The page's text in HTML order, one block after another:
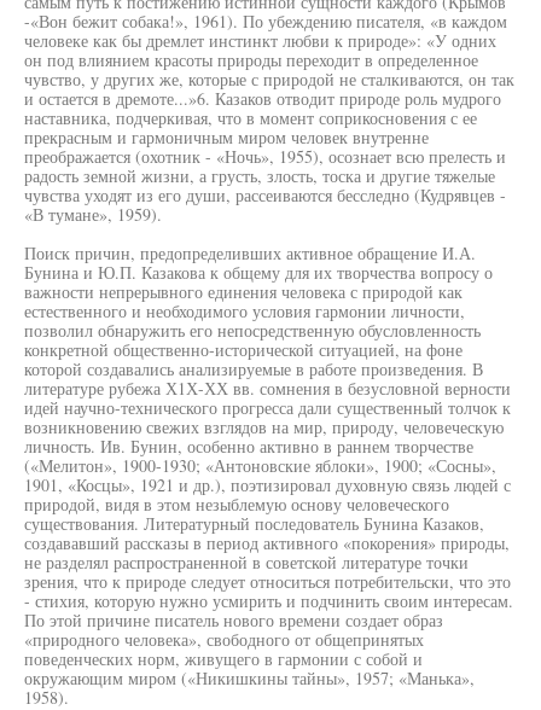
-«Вон бежит собака!», 1961). По убеждению писателя, «в каждом
человеке как бы дремлет инстинкт любви к природе»: «У одних
он под влиянием красоты природы переходит в определенное
чувство, у других же, которые с природой не сталкиваются, он так
и остается в дремоте...»6. Казаков отводит природе роль мудрого
наставника, подчеркивая, что в момент соприкосновения с ее
прекрасным и гармоничным миром человек внутренне
преображается (охотник - «Ночь», 1955), осознает всю прелесть и
радость земной жизни, а грусть, злость, тоска и другие тяжелые
чувства уходят из его души, рассеиваются бесследно (Кудрявцев -
«В тумане», 1959).
Поиск причин, предопределивших активное обращение И.А.
Бунина и Ю.П. Казакова к общему для их творчества вопросу о
важности непрерывного единения человека с природой как
естественного и необходимого условия гармонии личности,
позволил обнаружить его непосредственную обусловленность
конкретной общественно-исторической ситуацией, на фоне
которой создавались анализируемые в работе произведения. В
литературе рубежа Х1Х-ХХ вв. сомнения в безусловной верности
идей научно-технического прогресса дали существенный толчок к
возникновению свежих взглядов на мир, природу, человеческую
личность. Ив. Бунин, особенно активно в раннем творчестве
(«Мелитон», 1900-1930; «Антоновские яблоки», 1900; «Сосны»,
1901, «Косцы», 1921 и др.), поэтизировал духовную связь людей с
природой, видя в этом незыблемую основу человеческого
существования. Литературный последователь Бунина Казаков,
создававший рассказы в период активного «покорения» природы,
не разделял распространенной в советской литературе точки
зрения, что к природе следует относиться потребительски, что это
- стихия, которую нужно усмирить и подчинить своим интересам.
По этой причине писатель нового времени создает образ
«природного человека», свободного от общепринятых
поведенческих норм, живущего в гармонии с собой и
окружающим миром («Никишкины тайны», 1957; «Манька»,
1958).